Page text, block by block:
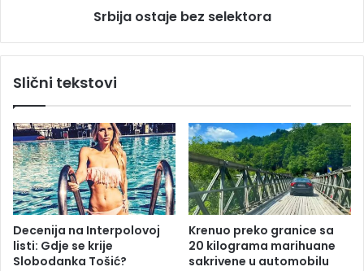
j
U
b
o
l
a
g
a
o
e
e
l
e
k
t
r
a
Srbija ostaje bez selektora
Slični tekstovi
Decenija na Interpolovoj
listi: Gdje se krije
Slobodanka Tošić?
Krenuo preko granice sa
20 kilograma marihuane
sakrivene u automobilu